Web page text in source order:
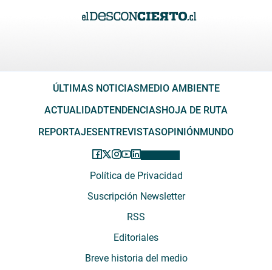
ÚLTIMAS NOTICIAS MEDIO AMBIENTE
ACTUALIDADTENDENCIAS HOJA DE RUTA
REPORTAJES ENTREVISTASOPINIÓN MUNDO
Política de Privacidad
Suscripción Newsletter
RSS
Editoriales
Breve historia del medio